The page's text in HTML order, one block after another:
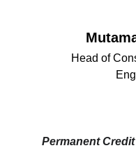
Head of
Permanent